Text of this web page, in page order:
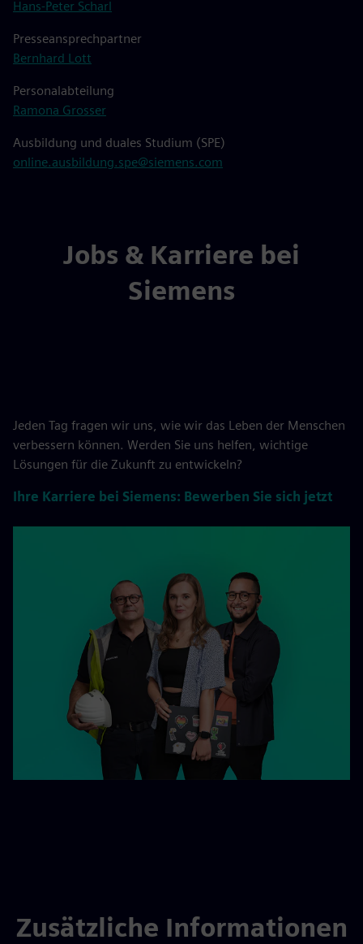
Hans-Peter Scharl
Presseansprechpartner
Bernhard Lott
Personalabteilung
Ramona Grosser
Ausbildung und duales Studium (SPE)
online.ausbildung.spe@siemens.com
Jobs & Karriere bei
Siemens
Jeden Tag fragen wir uns, wie wir das Leben der Menschen
verbessern können. Werden Sie uns helfen, wichtige
Lösungen für die Zukunft zu entwickeln?
Ihre Karriere bei Siemens: Bewerben Sie sich jetzt
Zusätzliche Informationen